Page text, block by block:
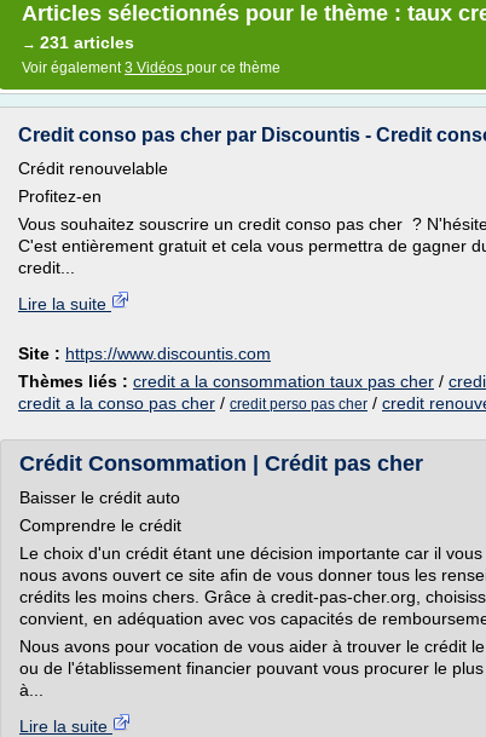
Articles sélectionnés pour le thème : taux
→ 231 articles
Voir également3 Vidéos pour ce thème
Credit conso pas cher par Discountis - Credit
Crédit renouvelable
Profitez-en
Vous souhaitez souscrire un credit conso pas cher ?
C'est entièrement gratuit et cela vous permettra de gagner
credit...
Lire la suite
Site : https://www.discountis.com
Thèmes liés : credit a la consommation taux pas cher /
credit a la conso pas cher / credit perso pas cher / credit
Crédit Consommation | Crédit pas cher
Baisser le crédit auto
Comprendre le crédit
Le choix d'un crédit étant une décision importante car il
nous avons ouvert ce site afin de vous donner tous les
crédits les moins chers. Grâce à credit-pas-cher.org,
convient, en adéquation avec vos capacités de
Nous avons pour vocation de vous aider à trouver le crédit
ou de l'établissement financier pouvant vous procurer le
à...
Lire la suite